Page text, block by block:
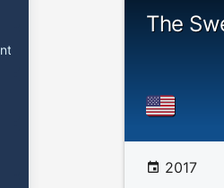
The
2017